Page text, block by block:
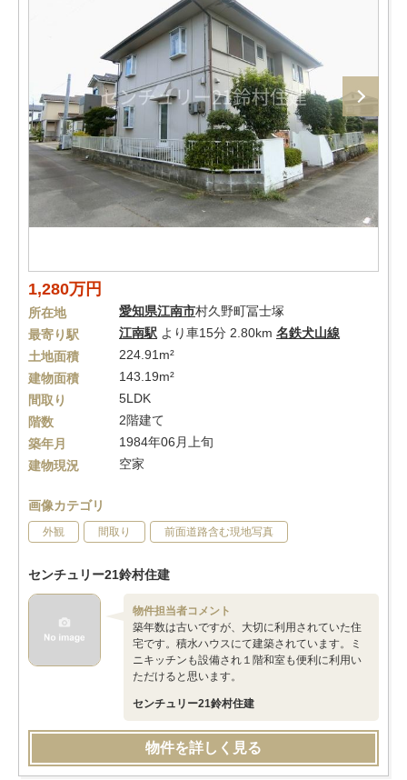
1,280万円
所在地 愛知県江南市村久野町冨士塚
最寄り駅
江南駅 より車15分 2.80km 名鉄犬山線
土地面積
224.91m²
建物面積
143.19m²
間取り
5LDK
階数
2階建て
築年月
1984年06月上旬
建物現況
空家
画像カテゴリ
外観 間取り 前面道路含む現地写真
センチュリー21鈴村住建
物件担当者コメント
築年数は古いですが、大切に利用されていた住
宅です。積水ハウスにて建築されています。ミ
ニキッチンも設備され１階和室も便利に利用い
ただけると思います。
センチュリー21鈴村住建
物件を詳しく見る